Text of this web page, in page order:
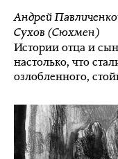
Андрей
Сухов (Сюхмен)
Истории отца и
настолько, что
озлобленного,